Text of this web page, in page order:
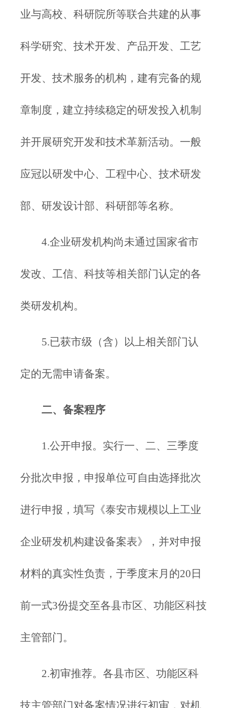
业与高校、科研院所等联合共建的从事
科学研究、技术开发、产品开发、工艺
开发、技术服务的机构，建有完备的规
章制度，建立持续稳定的研发投入机制
并开展研究开发和技术革新活动。一般
应冠以研发中心、工程中心、技术研发
部、研发设计部、科研部等名称。
4.企业研发机构尚未通过国家省市
发改、工信、科技等相关部门认定的各
类研发机构。
5.已获市级（含）以上相关部门认
定的无需申请备案。
二、备案程序
1.公开申报。实行一、二、三季度
分批次申报，申报单位可自由选择批次
进行申报，填写《泰安市规模以上工业
企业研发机构建设备案表》，并对申报
材料的真实性负责，于季度末月的20日
前一式3份提交至各县市区、功能区科技
主管部门。
2.初审推荐。各县市区、功能区科
技主管部门对备案情况进行初审，对机